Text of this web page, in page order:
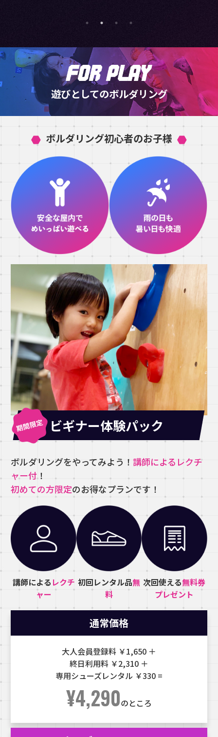
遊びとしてのボルダリング
ボルダリング初心者のお子様
ビギナー体験パック
ボルダリングをやってみよう！講師によるレクチ
ャー付！
初めての方限定のお得なプランです！
講師による レクチ
ャー
初回レンタル品無
料
次回使える無料券
プレゼント
通常価格
大人会員登録料 ￥1,650 ＋
終日利用料 ￥2,310 ＋
専用シューズレンタル ￥330 =
¥4,290のところ